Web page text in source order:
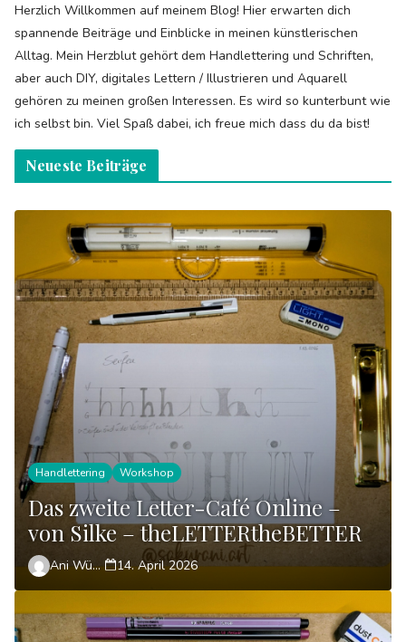
Herzlich Willkommen auf meinem Blog! Hier erwarten dich
spannende Beiträge und Einblicke in meinen künstlerischen
Alltag. Mein Herzblut gehört dem Handlettering und Schriften,
aber auch DIY, digitales Lettern / Illustrieren und Aquarell
gehören zu meinen großen Interessen. Es wird so kunterbunt wie
ich selbst bin. Viel Spaß dabei, ich freue mich dass du da bist!
Neueste Beiträge
Handlettering Workshop
Das zweite Letter-Café Online –
von Silke – theLETTERtheBETTER
Ani Wünsch 14. April 2026